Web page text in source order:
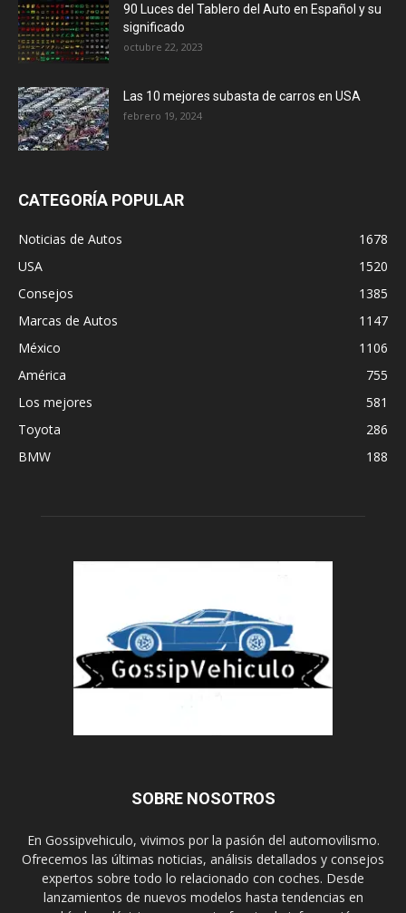
90 Luces del Tablero del Auto en Español y su
significado
octubre 22, 2023
Las 10 mejores subasta de carros en USA
febrero 19, 2024
CATEGORÍA POPULAR
Noticias de Autos
1678
USA
1520
Consejos
1385
Marcas de Autos
1147
México
1106
América
755
Los mejores
581
Toyota
286
BMW
188
SOBRE NOSOTROS
En Gossipvehiculo, vivimos por la pasión del automovilismo.
Ofrecemos las últimas noticias, análisis detallados y consejos
expertos sobre todo lo relacionado con coches. Desde
lanzamientos de nuevos modelos hasta tendencias en